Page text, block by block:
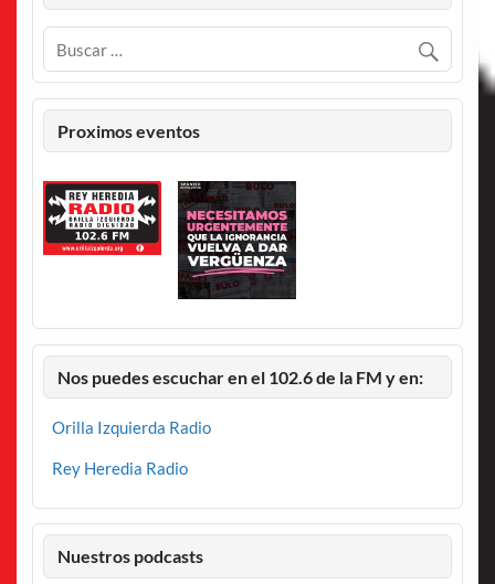
Proximos eventos
Nos puedes escuchar en el 102.6 de la FM y en:
Orilla Izquierda Radio
Rey Heredia Radio
Nuestros podcasts